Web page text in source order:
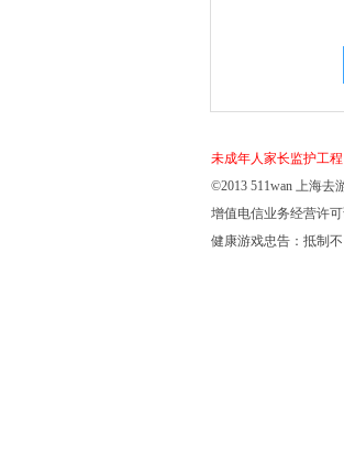
未成年人家长监护工程
©2013 511wan 上海去
增值电信业务经营许
健康游戏忠告：抵制